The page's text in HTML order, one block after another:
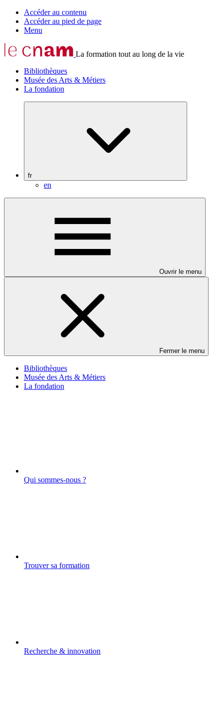
Accéder au contenu
Accéder au pied de page
Menu
La formation tout au long de la vie
Bibliothèques
Musée des Arts & Métiers
La fondation
fr
en
Ouvrir le menu
Fermer le menu
Bibliothèques
Musée des Arts & Métiers
La fondation
Qui sommes-nous ?
Trouver sa formation
Recherche & innovation